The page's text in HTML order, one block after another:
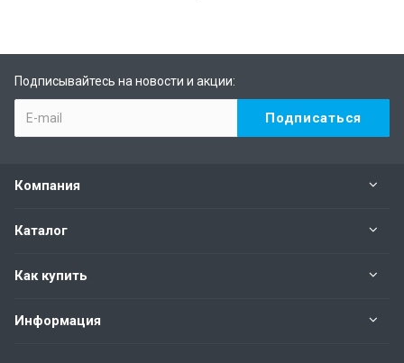
Подписывайтесь на новости и акции:
Компания
Каталог
Как купить
Информация